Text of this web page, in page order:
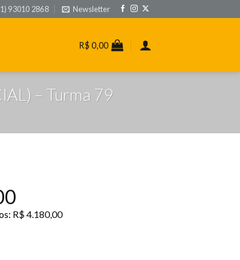
93010 2868 Newsletter
R$ 0,00
– Turma 79
R$4.180,00